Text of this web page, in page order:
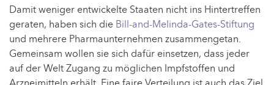
Damit weniger entwickelte Staaten nicht ins Hintertreffen
geraten, haben sich die Bill-and-Melinda-Gates-Stiftung
und mehrere Pharmaunternehmen zusammengetan.
Gemeinsam wollen sie sich dafür einsetzen, dass jeder
auf der Welt Zugang zu möglichen Impfstoffen und